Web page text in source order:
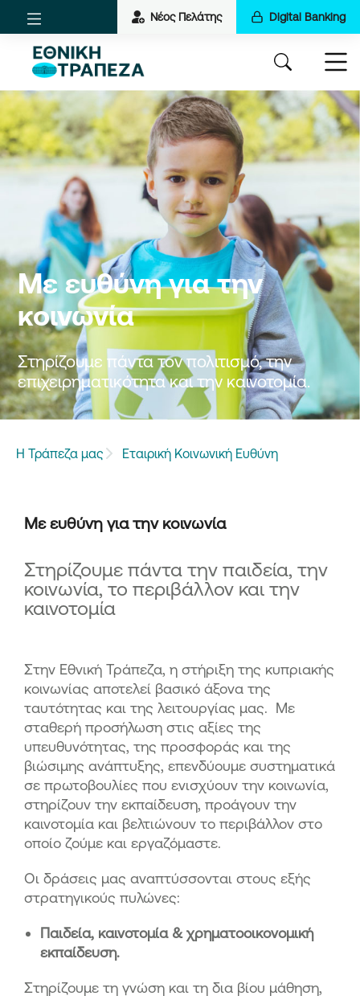
Νέος Πελάτης Digital Banking
Με ευθύνη για την
κοινωνία
Στηρίζουμε πάντα τον πολιτισμό, την
επιχειρηματικότητα και την καινοτομία.
Η Τράπεζα μας Εταιρική Κοινωνική Ευθύνη
Με ευθύνη για την κοινωνία
Στηρίζουμε πάντα την παιδεία, την
κοινωνία, το περιβάλλον και την
καινοτομία
Στην Εθνική Τράπεζα, η στήριξη της κυπριακής
κοινωνίας αποτελεί βασικό άξονα της
ταυτότητας και της λειτουργίας μας. Με
σταθερή προσήλωση στις αξίες της
υπευθυνότητας, της προσφοράς και της
βιώσιμης ανάπτυξης, επενδύουμε συστηματικά
σε πρωτοβουλίες που ενισχύουν την κοινωνία,
στηρίζουν την εκπαίδευση, προάγουν την
καινοτομία και βελτιώνουν το περιβάλλον στο
οποίο ζούμε και εργαζόμαστε.
Οι δράσεις μας αναπτύσσονται στους εξής
στρατηγικούς πυλώνες:
Παιδεία, καινοτομία & χρηματοοικονομική
εκπαίδευση.
Στηρίζουμε τη γνώση και τη δια βίου μάθηση,